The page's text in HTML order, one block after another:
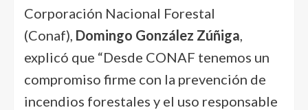
Corporación Nacional Forestal
(Conaf), Domingo González Zúñiga,
explicó que “Desde CONAF tenemos un
compromiso firme con la prevención de
incendios forestales y el uso responsable